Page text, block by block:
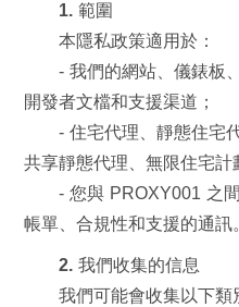
1. 範圍
本隱私政策適用於：
- 我們的網站、儀錶板
開發者文檔和支援渠道；
- 住宅代理、靜態住宅
共享靜態代理、無限住宅計
- 您與 PROXY001 之
帳單、合規性和支援的通訊
2. 我們收集的信息
我們可能會收集以下類